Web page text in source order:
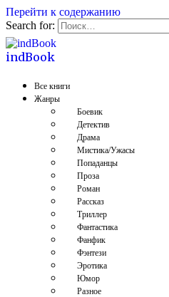
Перейти к содержанию
Search for:
indBook
Все книги
Жанры
Боевик
Детектив
Драма
Мистика/Ужасы
Попаданцы
Проза
Роман
Рассказ
Триллер
Фантастика
Фанфик
Фэнтези
Эротика
Юмор
Разное